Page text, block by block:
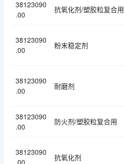
38123090
.00
抗氧化剂/塑胶粒复合用
38123090
.00
粉末稳定剂
38123090
.00
耐磨剂
38123090
.00
防火剂/塑胶粒复合用
38123090
抗氧化剂